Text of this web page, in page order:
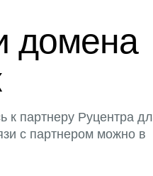
домена
к партнеру Руцентра
с партнером можно в